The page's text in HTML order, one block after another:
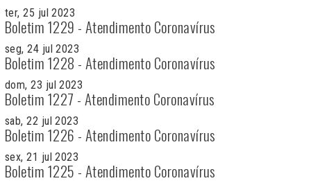
ter, 25 jul 2023
Boletim 1229 - Atendimento Coronavírus
seg, 24 jul 2023
Boletim 1228 - Atendimento Coronavírus
dom, 23 jul 2023
Boletim 1227 - Atendimento Coronavírus
sab, 22 jul 2023
Boletim 1226 - Atendimento Coronavírus
sex, 21 jul 2023
Boletim 1225 - Atendimento Coronavírus